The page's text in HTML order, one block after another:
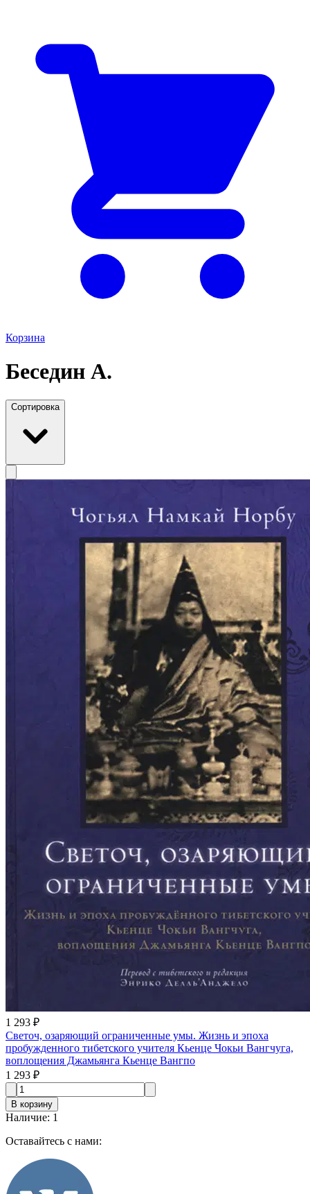
Корзина
Беседин А.
Сортировка
1 293 ₽
Светоч, озаряющий ограниченные умы. Жизнь и эпоха
пробужденного тибетского учителя Кьенце Чокьи Вангчуга,
воплощения Джамьянга Кьенце Вангпо
1 293 ₽
В корзину
Наличие: 1
Оставайтесь с нами: